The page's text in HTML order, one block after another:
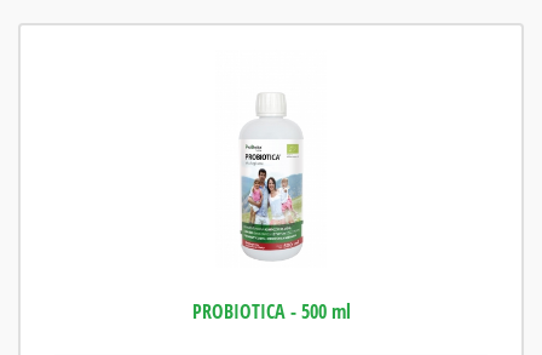
PROBIOTICA - 500 ml